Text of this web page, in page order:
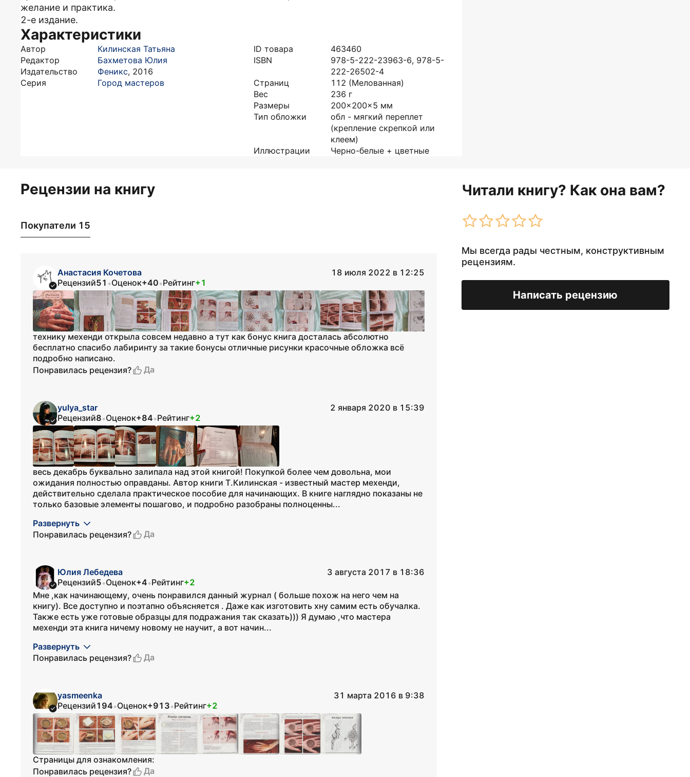
желание и практика.
2-е издание.
Характеристики
Автор
Килинская Татьяна
Редактор
Бахметова Юлия
Издательство
Феникс, 2016
Серия
Город мастеров
ID товара
463460
ISBN
978-5-222-23963-6, 978-5-
222-26502-4
Страниц
112 (Мелованная)
Вес
236 г
Размеры
200x200x5 мм
Тип обложки
обл - мягкий переплет
(крепление скрепкой или
клеем)
Иллюстрации
Черно-белые + цветные
Рецензии на книгу Читали книгу? Как она вам?
Мы всегда рады честным, конструктивным
рецензиям.
Написать рецензию
Покупатели 15
Анастасия Кочетова
18 июля 2022 в 12:25
Рецензий51 •Оценок+40•Рейтинг+1
технику мехенди открыла совсем недавно а тут как бонус книга досталась абсолютно
бесплатно спасибо лабиринту за такие бонусы отличные рисунки красочные обложка всё
подробно написано.
Понравилась рецензия?
Да
yulya_star
2 января 2020 в 15:39
Рецензий8•Оценок+84•Рейтинг+2
весь декабрь буквально залипала над этой книгой! Покупкой более чем довольна, мои
ожидания полностью оправданы. Автор книги Т.Килинская - известный мастер мехенди,
действительно сделала практическое пособие для начинающих. В книге наглядно показаны не
только базовые элементы пошагово, и подробно разобраны полноценны...
Развернуть
Понравилась рецензия?
Да
Юлия Лебедева
3 августа 2017 в 18:36
Рецензий5•Оценок+4•Рейтинг+2
Мне ,как начинающему, очень понравился данный журнал ( больше похож на него чем на
книгу). Все доступно и поэтапно объясняется . Даже как изготовить хну самим есть обучалка.
Также есть уже готовые образцы для подражания так сказать))) Я думаю ,что мастера
мехенди эта книга ничему новому не научит, а вот начин...
Развернуть
Понравилась рецензия?
Да
yasmeenka
31 марта 2016 в 9:38
Рецензий194•Оценок+913•Рейтинг+2
Страницы для ознакомления:
Понравилась рецензия?
Да